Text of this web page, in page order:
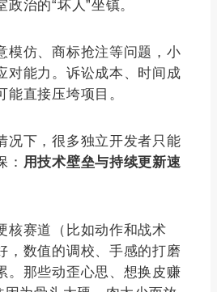
治的“坏人”坐镇。
模仿、商标抢注等问题，小
对能力。诉讼成本、时间成
直接压垮项目。
况下，很多独立开发者只能
： 用技术壁垒与持续更新速
核赛道（比如动作和战术
，数值的调校、手感的打磨
。那些动歪心思、想换皮赚